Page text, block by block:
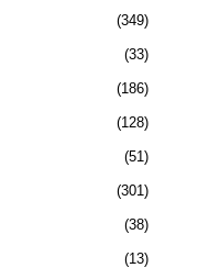
349
33
186
128
51
301
38
13